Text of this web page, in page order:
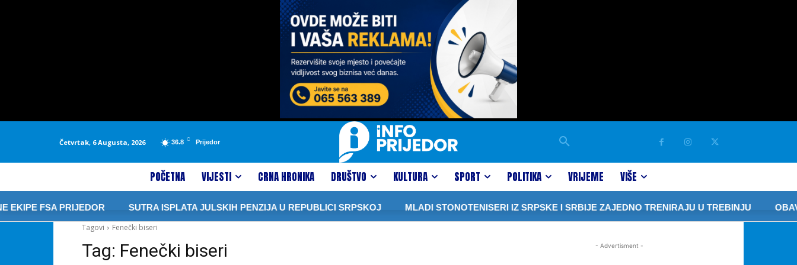
Četvrtak, 6 Augusta, 2026 36.8 C Prijedor
POČETNA VIJESTI CRNA HRONIKA DRUŠTVO KULTURA SPORT POLITIKA VRIJEME VIŠE
FSA PRIJEDOR SUTRA ISPLATA JULSKIH PENZIJA U REPUBLICI SRPSKOJ MLADI STONOTENISERI IZ SRPSKE I SRBIJE ZAJEDNO TRENIRAJU U TREBINJU
Tagovi
Fenečki biseri
Tag: Fenečki biseri - Advertisment -